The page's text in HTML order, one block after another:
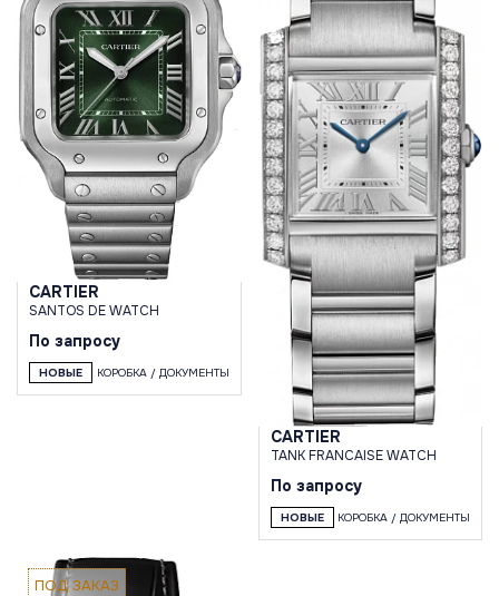
CARTIER
SANTOS DE WATCH
По запросу
НОВЫЕ КОРОБКА / ДОКУМЕНТЫ
CARTIER
TANK FRANСAISE WATCH
По запросу
НОВЫЕ КОРОБКА / ДОКУМЕНТЫ
ПОД ЗАКАЗ